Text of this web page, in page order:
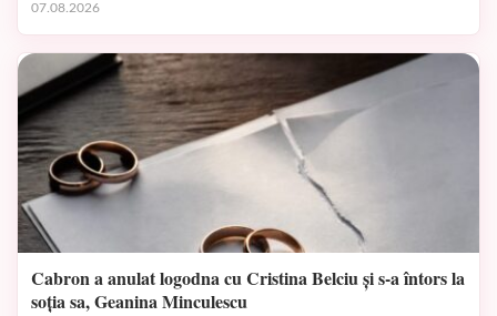
07.08.2026
Cabron a anulat logodna cu Cristina Belciu și s-a întors la
soția sa, Geanina Minculescu